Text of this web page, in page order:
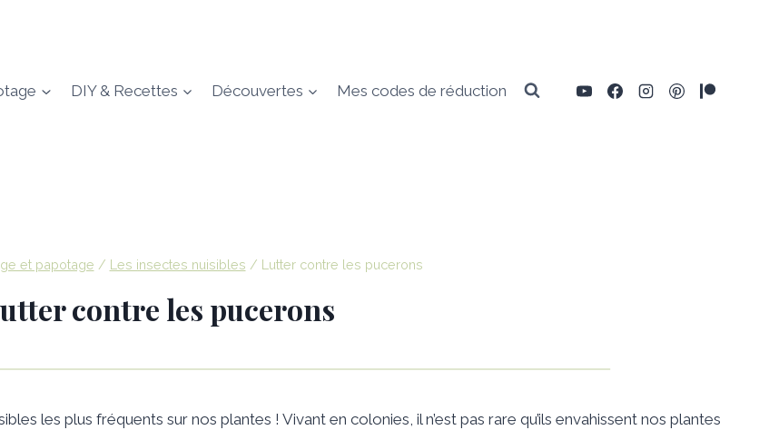
DIY & Recettes Découvertes Mes codes de réduction
et papotage / Les insectes nuisibles / Lutter contre les pucerons
contre les pucerons
les plus fréquents sur nos plantes ! Vivant en colonies, il n’est pas rare qu’ils envahissent nos plantes